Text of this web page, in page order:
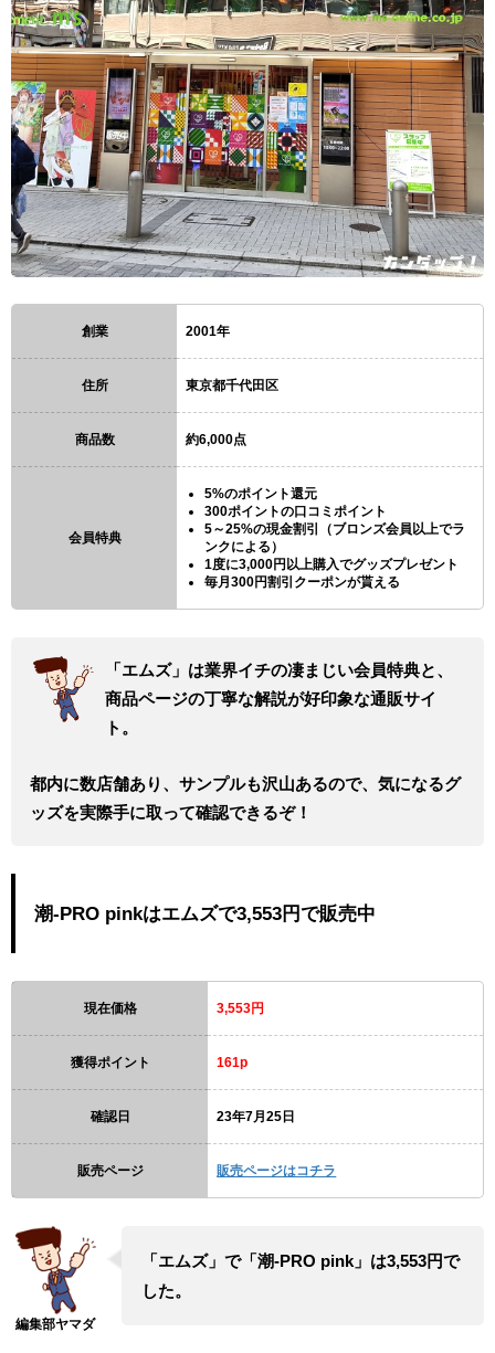
創業 2001年
住所 東京都千代田区
商品数 約6,000点
会員特典
5%のポイント還元
300ポイントの口コミポイント
5～25%の現金割引（ブロンズ会員以上でラ
ンクによる）
1度に3,000円以上購入でグッズプレゼント
毎月300円割引クーポンが貰える
「エムズ」は業界イチの凄まじい会員特典と、
商品ページの丁寧な解説が好印象な通販サイ
ト。
都内に数店舗あり、サンプルも沢山あるので、気になるグ
ッズを実際手に取って確認できるぞ！
潮-PRO pinkはエムズで3,553円で販売中
現在価格 3,553円
獲得ポイント 161p
確認日 23年7月25日
販売ページ 販売ページはコチラ
「エムズ」で「潮-PRO pink」は3,553円で
した。